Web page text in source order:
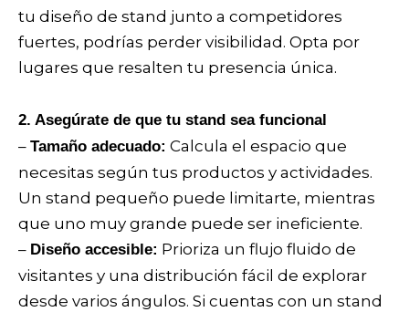
tu diseño de stand junto a competidores
fuertes, podrías perder visibilidad. Opta por
lugares que resalten tu presencia única.
2. Asegúrate de que tu stand sea funcional
– Tamaño adecuado: Calcula el espacio que
necesitas según tus productos y actividades.
Un stand pequeño puede limitarte, mientras
que uno muy grande puede ser ineficiente.
– Diseño accesible: Prioriza un flujo fluido de
visitantes y una distribución fácil de explorar
desde varios ángulos. Si cuentas con un stand